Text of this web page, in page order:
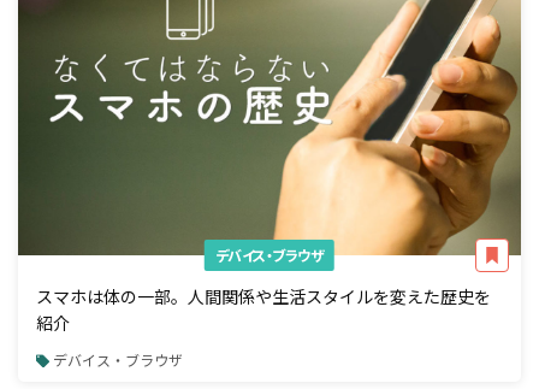
デバイス・ブラウザ
スマホは体の一部。人間関係や生活スタイルを変えた歴史を
紹介
デバイス・ブラウザ